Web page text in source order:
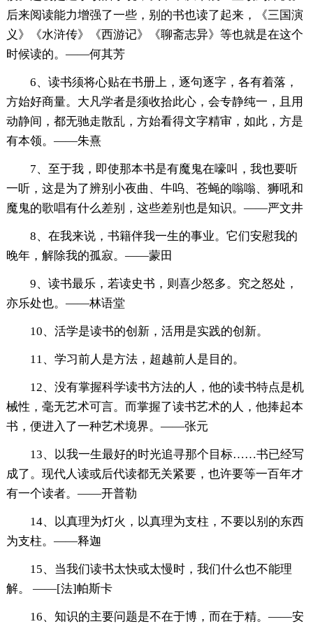
后来阅读能力增强了一些，别的书也读了起来，《三国演
义》《水浒传》《西游记》《聊斋志异》等也就是在这个
时候读的。——何其芳
6、读书须将心贴在书册上，逐句逐字，各有着落，
方始好商量。大凡学者是须收拾此心，会专静纯一，且用
动静间，都无驰走散乱，方始看得文字精审，如此，方是
有本领。——朱熹
7、至于我，即使那本书是有魔鬼在嚎叫，我也要听
一听，这是为了辨别小夜曲、牛呜、苍蝇的嗡嗡、狮吼和
魔鬼的歌唱有什么差别，这些差别也是知识。——严文井
8、在我来说，书籍伴我一生的事业。它们安慰我的
晚年，解除我的孤寂。——蒙田
9、读书最乐，若读史书，则喜少怒多。究之怒处，
亦乐处也。——林语堂
10、活学是读书的创新，活用是实践的创新。
11、学习前人是方法，超越前人是目的。
12、没有掌握科学读书方法的人，他的读书特点是机
械性，毫无艺术可言。而掌握了读书艺术的人，他捧起本
书，便进入了一种艺术境界。——张元
13、以我一生最好的时光追寻那个目标……书已经写
成了。现代人读或后代读都无关紧要，也许要等一百年才
有一个读者。——开普勒
14、以真理为灯火，以真理为支柱，不要以别的东西
为支柱。——释迦
15、当我们读书太快或太慢时，我们什么也不能理
解。 ——[法]帕斯卡
16、知识的主要问题是不在于博，而在于精。——安